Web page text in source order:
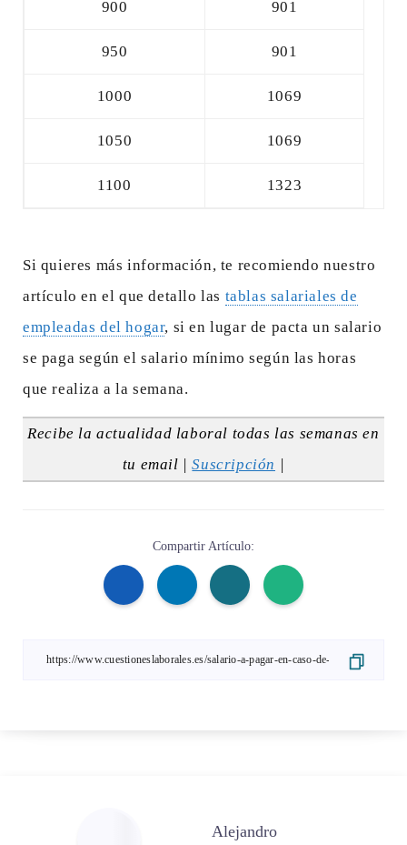
900 901
950 901
1000 1069
1050 1069
1100 1323
Si quieres más información, te recomiendo nuestro
artículo en el que detallo las tablas salariales de
empleadas del hogar, si en lugar de pacta un salario
se paga según el salario mínimo según las horas
que realiza a la semana.
Recibe la actualidad laboral todas las semanas en
tu email |Suscripción |
Compartir Artículo:
Alejandro